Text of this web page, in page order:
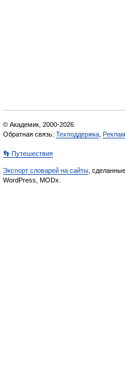
© Академик, 2000-2026
Обратная связь: Техподдержка
👣 Путешествия
Экспорт словарей на сайты ,
WordPress, MODx.